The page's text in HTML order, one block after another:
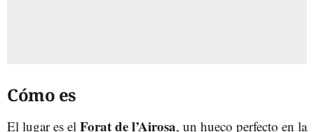
Cómo es
El lugar es el Forat de l’Airosa, un hueco perfecto en la